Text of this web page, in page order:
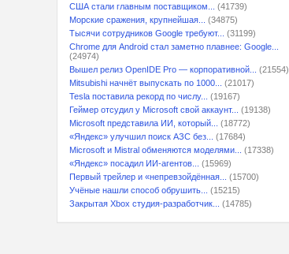
США стали главным поставщиком...
(41739)
Морские сражения, крупнейшая...
(34875)
Тысячи сотрудников Google требуют...
(31199)
Chrome для Android стал заметно плавнее: Google...
(24974)
Вышел релиз OpenIDE Pro — корпоративной...
(21554)
Mitsubishi начнёт выпускать по 1000...
(21017)
Tesla поставила рекорд по числу...
(19167)
Геймер отсудил у Microsoft свой аккаунт...
(19138)
Microsoft представила ИИ, который...
(18772)
«Яндекс» улучшил поиск АЗС без...
(17684)
Microsoft и Mistral обменяются моделями...
(17338)
«Яндекс» посадил ИИ-агентов...
(15969)
Первый трейлер и «непревзойдённая...
(15700)
Учёные нашли способ обрушить...
(15215)
Закрытая Xbox студия-разработчик...
(14785)